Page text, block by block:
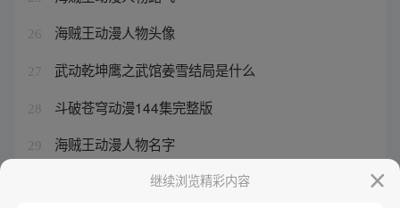
26 海贼王动漫人物头像
27 武动乾坤鹰之武馆姜雪结局是什么
28 斗破苍穹动漫144集完整版
29 海贼王动漫人物名字
武动乾坤 江雪是好人吗继续浏览精彩内容